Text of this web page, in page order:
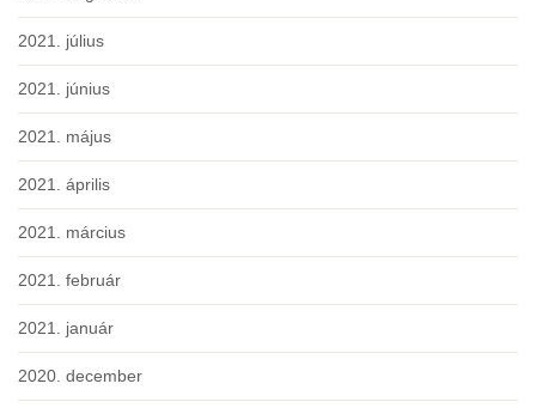
2021. július
2021. június
2021. május
2021. április
2021. március
2021. február
2021. január
2020. december